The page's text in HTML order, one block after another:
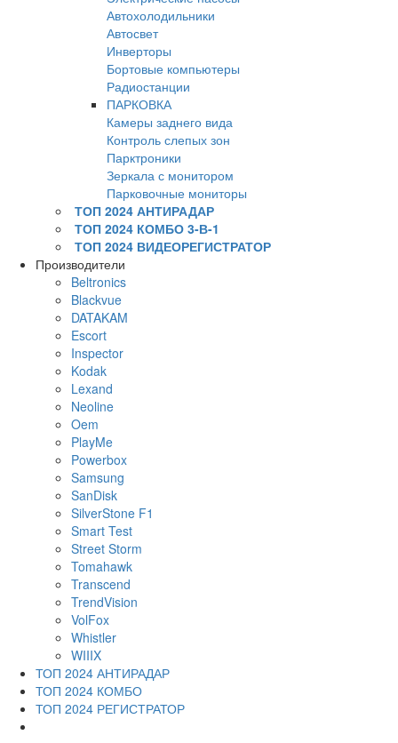
Автохолодильники
Автосвет
Инверторы
Бортовые компьютеры
Радиостанции
ПАРКОВКА
Камеры заднего вида
Контроль слепых зон
Парктроники
Зеркала с монитором
Парковочные мониторы
ТОП 2024 АНТИРАДАР
ТОП 2024 КОМБО 3-В-1
ТОП 2024 ВИДЕОРЕГИСТРАТОР
Производители
Beltronics
Blackvue
DATAKAM
Escort
Inspector
Kodak
Lexand
Neoline
Oem
PlayMe
Powerbox
Samsung
SanDisk
SilverStone F1
Smart Test
Street Storm
Tomahawk
Transcend
TrendVision
VolFox
Whistler
WIIIX
ТОП 2024 АНТИРАДАР
ТОП 2024 КОМБО
ТОП 2024 РЕГИСТРАТОР